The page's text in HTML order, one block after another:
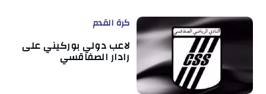
كرة القدم
لاعب دولي بوركيني على
رادار الصفاقسي